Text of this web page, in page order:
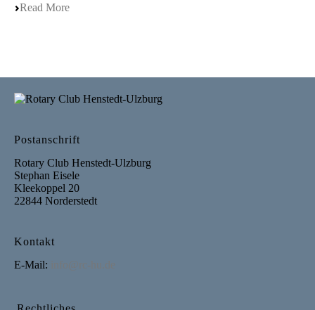
Read More
Postanschrift
Rotary Club Henstedt-Ulzburg
Stephan Eisele
Kleekoppel 20
22844 Norderstedt
Kontakt
E-Mail:
info@rc-hu.de